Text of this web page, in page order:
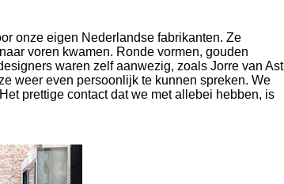
onze eigen Nederlandse fabrikanten. Ze
voren kwamen. Ronde vormen, gouden
waren zelf aanwezig, zoals Jorre van Ast
weer even persoonlijk te kunnen spreken. We
prettige contact dat we met allebei hebben, is